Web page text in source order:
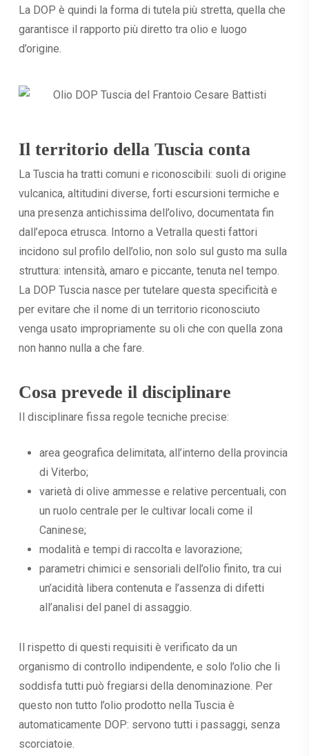
La DOP è quindi la forma di tutela più stretta, quella che
garantisce il rapporto più diretto tra olio e luogo
d’origine.
Il territorio della Tuscia conta
La Tuscia ha tratti comuni e riconoscibili: suoli di origine
vulcanica, altitudini diverse, forti escursioni termiche e
una presenza antichissima dell’olivo, documentata fin
dall’epoca etrusca. Intorno a Vetralla questi fattori
incidono sul profilo dell’olio, non solo sul gusto ma sulla
struttura: intensità, amaro e piccante, tenuta nel tempo.
La DOP Tuscia nasce per tutelare questa specificità e
per evitare che il nome di un territorio riconosciuto
venga usato impropriamente su oli che con quella zona
non hanno nulla a che fare.
Cosa prevede il disciplinare
Il disciplinare fissa regole tecniche precise:
area geografica delimitata, all’interno della provincia
di Viterbo;
varietà di olive ammesse e relative percentuali, con
un ruolo centrale per le cultivar locali come il
Caninese;
modalità e tempi di raccolta e lavorazione;
parametri chimici e sensoriali dell’olio finito, tra cui
un’acidità libera contenuta e l’assenza di difetti
all’analisi del panel di assaggio.
Il rispetto di questi requisiti è verificato da un
organismo di controllo indipendente, e solo l’olio che li
soddisfa tutti può fregiarsi della denominazione. Per
questo non tutto l’olio prodotto nella Tuscia è
automaticamente DOP: servono tutti i passaggi, senza
scorciatoie.